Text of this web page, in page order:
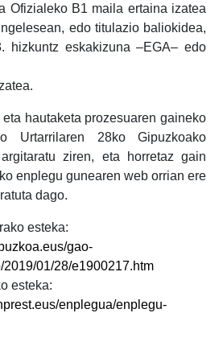
Ofizialeko B1 maila ertaina izatea
edo titulazio baliokidea,
hizkuntz eskakizuna –EGA– edo
hautaketa prozesuaren gaineko
Urtarrilaren 28ko Gipuzkoako
ziren, eta horretaz gain
enplegu gunearen web orrian ere
dago.
esteka:
gao-
2019/01/28/e1900217.htm
esteka:
enplegua/enplegu-